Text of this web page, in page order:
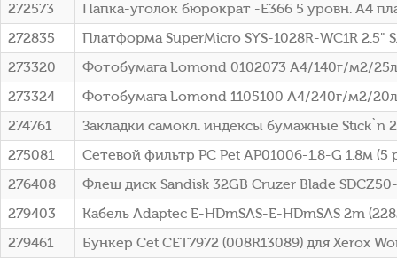
272573
Папка-уголок бюрократ -E366 5 уровн. A4
272835
Платформа SuperMicro SYS-1028R-WC1R 2.5"
273320
Фотобумага Lomond 0102073 A4/140г/м2/
273324
Фотобумага Lomond 1105100 A4/240г/м2/
274761
Закладки самокл. индексы бумажные Stick`n
275081
Сетевой фильтр PC Pet AP01006-1.8-G 1.8м
276408
Флеш диск Sandisk 32GB Cruzer Blade
279403
Кабель Adaptec E-HDmSAS-E-HDmSAS 2m
279461
Бункер Cet CET7972 (008R13089) для Xerox